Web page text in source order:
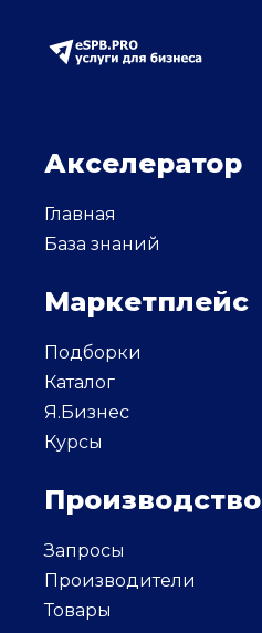
Акселератор
Главная
База знаний
Маркетплейс
Подборки
Каталог
Я.Бизнес
Курсы
Производство
Запросы
Производители
Товары